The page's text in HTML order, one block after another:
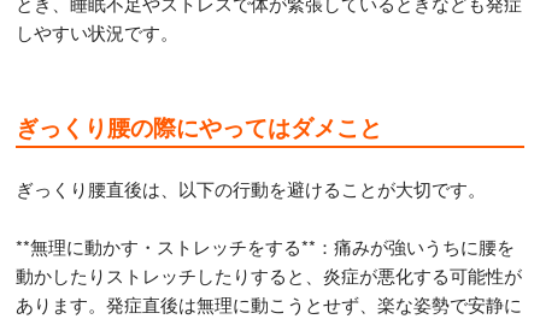
しやすい状況です。
ぎっくり腰の際にやってはダメこと
ぎっくり腰直後は、以下の行動を避けることが大切です。
**無理に動かす・ストレッチをする**：痛みが強いうちに腰を
動かしたりストレッチしたりすると、炎症が悪化する可能性が
あります。発症直後は無理に動こうとせず、楽な姿勢で安静に